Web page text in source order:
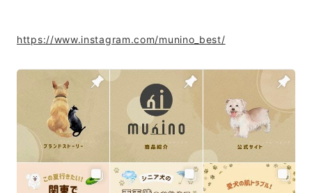
https://www.instagram.com/munino_best/